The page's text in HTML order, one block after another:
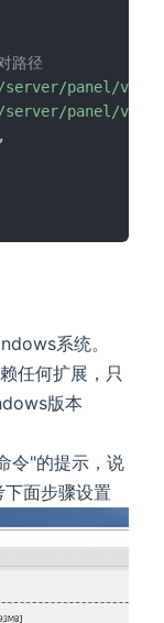
路径
server/panel/
server/panel/
,
系统。
任何扩展，只
版本
令"的提示，说
面步骤设置